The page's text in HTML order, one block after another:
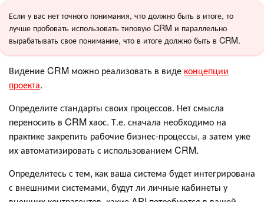
Если у вас нет точного понимания, что должно быть в итоге, то
лучше пробовать использовать типовую CRM и параллельно
вырабатывать свое понимание, что в итоге должно быть в CRM.
Видение CRM можно реализовать в виде концепции
проекта.
Определите стандарты своих процессов. Нет смысла
переносить в CRM хаос. Т.е. сначала необходимо на
практике закрепить рабочие бизнес-процессы, а затем уже
их автоматизировать с использованием CRM.
Определитесь с тем, как ваша система будет интегрирована
с внешними системами, будут ли личные кабинеты у